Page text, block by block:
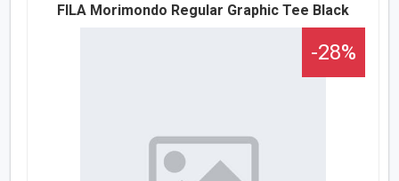
FILA Morimondo Regular Graphic Tee Black
-28%